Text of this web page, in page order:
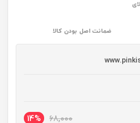
ضمانت اصل بودن کالا
68,000
14%